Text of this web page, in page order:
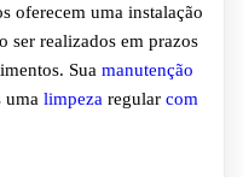
oferecem uma instalação
ser realizados em prazos
Sua manutenção
uma limpeza regular com